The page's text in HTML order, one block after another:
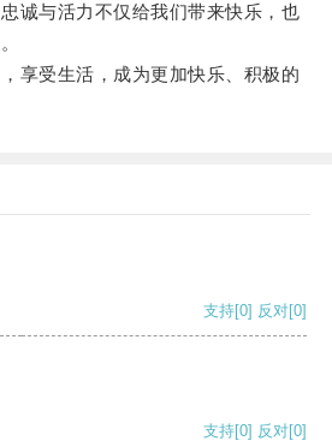
与活力不仅给我们带来快乐，也
受生活，成为更加快乐、积极的
支持[0] 反对[0]
支持[0] 反对[0]